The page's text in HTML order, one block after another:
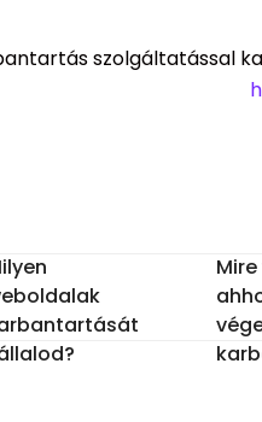
szolgáltatással